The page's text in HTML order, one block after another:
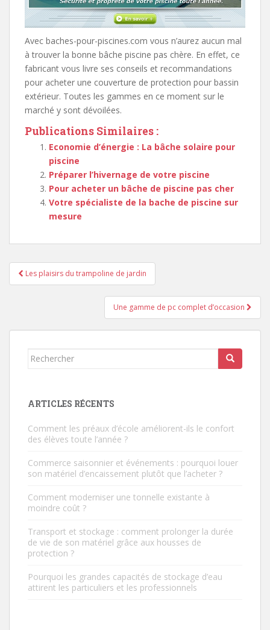
Avec baches-pour-piscines.com vous n’aurez aucun mal
à trouver la bonne bâche piscine pas chère. En effet, ce
fabricant vous livre ses conseils et recommandations
pour acheter une couverture de protection pour bassin
extérieur. Toutes les gammes en ce moment sur le
marché y sont dévoilées.
Publications Similaires :
Economie d’énergie : La bâche solaire pour
piscine
Préparer l’hivernage de votre piscine
Pour acheter un bâche de piscine pas cher
Votre spécialiste de la bache de piscine sur
mesure
Navigation
de
Les plaisirs du trampoline de jardin
Une gamme de pc complet d’occasion
Rechercher...
ARTICLES RÉCENTS
Comment les préaux d’école améliorent-ils le confort
des élèves toute l’année ?
Commerce saisonnier et événements : pourquoi louer
son matériel d’encaissement plutôt que l’acheter ?
Comment moderniser une tonnelle existante à
moindre coût ?
Transport et stockage : comment prolonger la durée
de vie de son matériel grâce aux housses de
protection ?
Pourquoi les grandes capacités de stockage d’eau
attirent les particuliers et les professionnels